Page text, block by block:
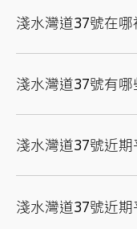
淺水灣道37號在哪
淺水灣道37號有哪
淺水灣道37號近
淺水灣道37號近